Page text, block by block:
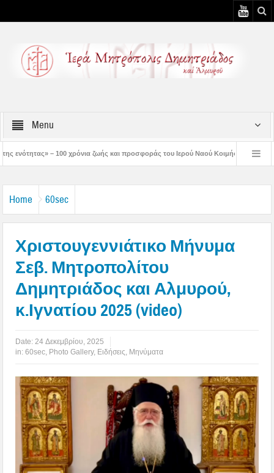
Menu
ζωής και προσφοράς του Ιερού Ναού Κοιμήσεως της Θεοτόκου Πτελεού
Home 60sec
Χριστουγεννιάτικο Μήνυμα
Σεβ. Μητροπολίτου
Δημητριάδος και Αλμυρού,
κ.Ιγνατίου 2025 (video)
Date: 24 Δεκεμβρίου, 2025
in:60sec Photo Gallery, Ειδήσεις Μηνύματα